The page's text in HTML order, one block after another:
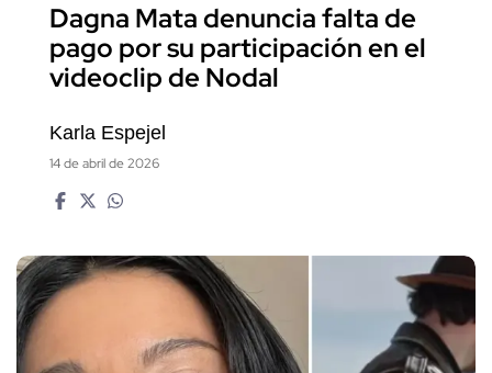
Dagna Mata denuncia falta de
pago por su participación en el
videoclip de Nodal
Karla Espejel
14 de abril de 2026